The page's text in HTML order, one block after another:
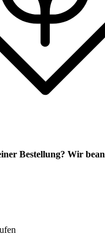
Bestellung? Wir